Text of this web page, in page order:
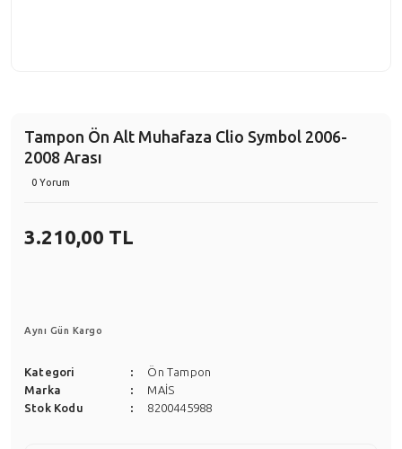
Tampon Ön Alt Muhafaza Clio Symbol 2006-
2008 Arası
0 Yorum
3.210,00 TL
Aynı Gün Kargo
Kategori
Ön Tampon
Marka
MAİS
Stok Kodu
8200445988